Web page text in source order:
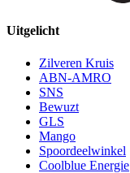
Uitgelicht
Zilveren Kruis
ABN-AMRO
SNS
Bewuzt
GLS
Mango
Spoordeelwinkel
Coolblue Energie